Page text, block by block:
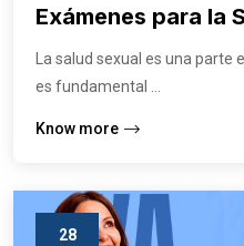
Exámenes para la
La salud sexual es una
es fundamental ...
Know more
28